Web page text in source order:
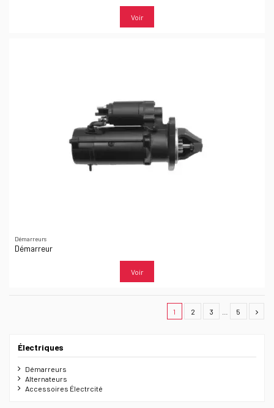
Voir
Démarreurs
Démarreur
Voir
1 2 3 5
Électriques
Démarreurs
Alternateurs
Accessoires Électrcité